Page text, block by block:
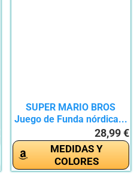
SUPER MARIO BROS
Juego de Funda nórdica...
28,99 €
MEDIDAS Y
COLORES